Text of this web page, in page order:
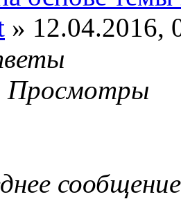
» 12.04.2016,
Просмотры